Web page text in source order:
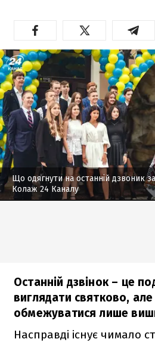
Що одягнути на останній дзвоник
Колаж 24 Каналу
Останній дзвінок – це
виглядати святково,
обмежуватися лише
Насправді існує чимало